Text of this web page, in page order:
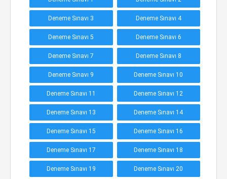
Deneme Sınavı 3 Deneme Sınavı 4
Deneme Sınavı 5 Deneme Sınavı 6
Deneme Sınavı 7 Deneme Sınavı 8
Deneme Sınavı 9 Deneme Sınavı 10
Deneme Sınavı 11 Deneme Sınavı 12
Deneme Sınavı 13 Deneme Sınavı 14
Deneme Sınavı 15 Deneme Sınavı 16
Deneme Sınavı 17 Deneme Sınavı 18
Deneme Sınavı 19 Deneme Sınavı 20